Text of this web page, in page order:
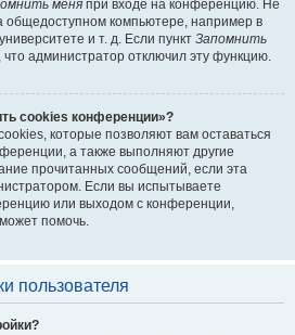
меня при входе на конференцию. Не
общедоступном компьютере, например в
и т. д. Если пункт Запомнить
что администратор отключил эту функцию.
cookies конференции»?
которые позволяют вам оставаться
а также выполняют другие
прочитанных сообщений, если эта
Если вы испытываете
или выходом с конференции,
помочь.
пользователя